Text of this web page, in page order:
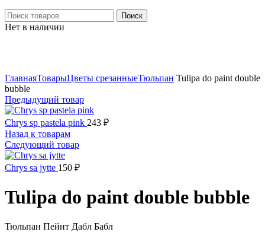
Поиск
Нет в наличии
ГлавнаяТоварыЦветы срезанныеТюльпан Tulipa do paint double
bubble
Предыдущий товар
Chrys sp pastela pink 243 ₽
Назад к товарам
Следующий товар
Chrys sa jytte 150 ₽
Tulipa do paint double bubble
Тюльпан Пейнт Дабл Бабл